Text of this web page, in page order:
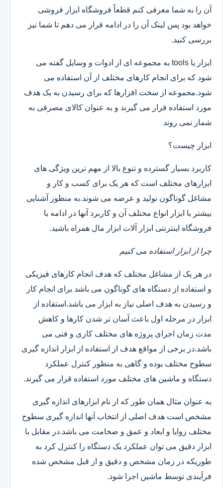
آن را به شما معرفی کنم قطعاً فروشگاه ابزار فروشی
خواهد بود پس لینک آن را در ادامه قرار می دهم تا شما نیز
بررسی کنید.
ابزار یا tools به مجموعه ای از ادوات و وسایل گفته می
شود که برای انجام کارهای مختلف از آن استفاده می
شود.مجموعه از سخت افزارها که برای رسیدن به یک هدف
مورد استفاده قرار می گیرند و به عنوان کالای مصرفی به
شمار نمی روند
ابزار چیست؟
کاربرد بسیار گسترده و تنوع بالا از مهم ترین ویژگی های
ابزارهای مختلف است که هر یک برای کسب و کار و
مشاغل گوناگون تولید و عرضه می شوند.به منظور آشنایی
بیشتر با ابزار انواع مختلف آن و کاربرد آنها در ادامه با
فروشگاه اینترنتی ابزار آلات ابزار مال همراه باشید.
چرا از ابزار استفاده می کنیم
در هر یک از مشاغل مختلف که هدف انجام کارهای فیزیکی
و استفاده از دستگاه های گوناگون می باشد برای انجام کار
و رسیدن به هدف اصلی نیاز به ابزار می باشد.استفاده از
ابزار در مرحله اول باعث آسان تر شدن کارها و کاهش
مدت زمان اجرای پروژه های مختلف کاری و فنی می
باشد.در برخی از مواقع هدف از استفاده از ابزار اندازه گیری
سطوح مختلف بوده و گاهی به منظور کنترل عملکرد
دستگاه و ماشین های مختلف مورد استفاده قرار می گیرند.
به عنوان مثال همان طور که از نام ابزارهای اندازه گیری
مشخص است هدف اصلی از انتخاب آنها اندازه گیری سطوح
مختلف زوایا و ابعاد و عمق و ضخامت می باشد.در مقابل با
ابزار دقیق می توان عملکرد یک دستگاه را کنترل کرد به
طوریکه در زمان مشخص و دقیق و از قبل مشخص شده
فرآیندی توسط ماشین اجرا شود.